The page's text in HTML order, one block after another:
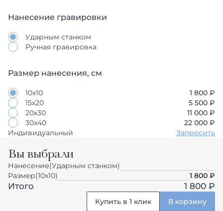
Нанесение гравировки
Ударным станком
Ручная гравировка
Размер нанесения, см
10х10
1 800 ₽
15х20
5 500 ₽
20х30
11 000 ₽
30х40
22 000 ₽
Индивидуальный
Запросить
Вы выбрали
Нанесение(Ударным станком)
Размер(10х10) 1 800 ₽
Итого 1 800 ₽
Купить в 1 клик В корзину